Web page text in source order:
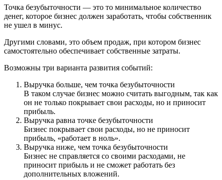
Точка безубыточности — это то минимальное количество
денег, которое бизнес должен заработать, чтобы собственник
не ушел в минус.
Другими словами, это объем продаж, при котором бизнес
самостоятельно обеспечивает собственные затраты.
Возможны три варианта развития событий:
Выручка больше, чем точка безубыточности
В таком случае бизнес можно считать выгодным, так как
он не только покрывает свои расходы, но и приносит
прибыль.
Выручка равна точке безубыточности
Бизнес покрывает свои расходы, но не приносит
прибыль, «работает в ноль».
Выручка ниже, чем точка безубыточности
Бизнес не справляется со своими расходами, не
приносит прибыль и не сможет работать без
дополнительных вложений.